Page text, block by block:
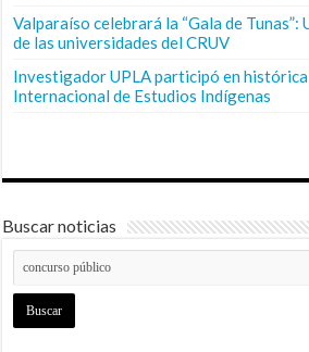
Valparaíso celebrará la “Gala de
de las universidades del CRUV
Investigador UPLA participó en
Internacional de Estudios Indígenas
Buscar noticias